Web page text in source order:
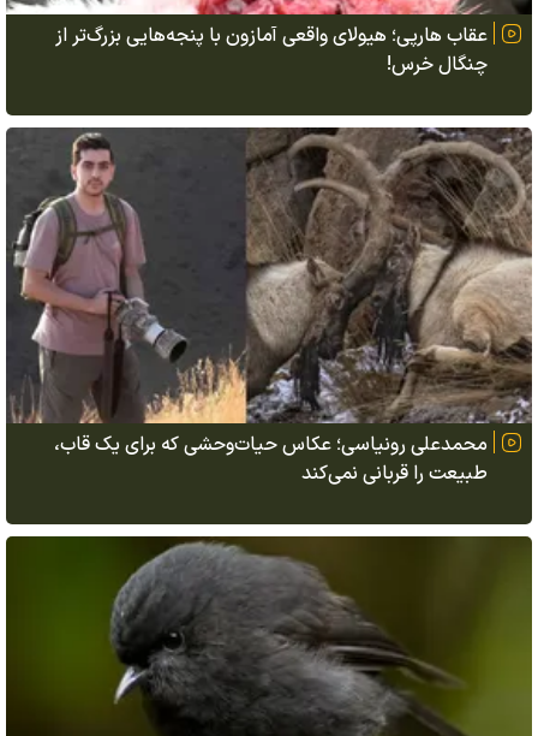
عقاب هارپی؛ هیولای واقعی آمازون با پنجه‌هایی بزرگ‌تر از
چنگال خرس!
محمدعلی رونیاسی؛ عکاس حیات‌وحشی که برای یک قاب،
طبیعت را قربانی نمی‌کند